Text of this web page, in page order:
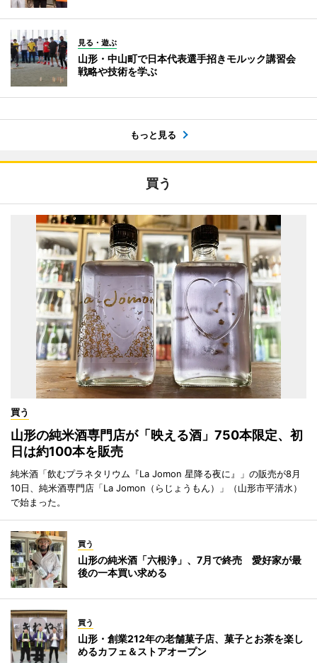
見る・遊ぶ
山形・中山町で日本代表選手招きモルック講習会
戦略や技術を学ぶ
もっと見る
買う
買う
山形の純米酒専門店が「映える酒」750本限定、初
日は約100本を販売
純米酒「飲むプラネタリウム『La Jomon 星降る夜に』」の販売が8月
10日、純米酒専門店「La Jomon（らじょうもん）」（山形市平清水）
で始まった。
買う
山形の純米酒「六根浄」、7月で終売 愛好家が最
後の一本買い求める
買う
山形・創業212年の老舗菓子店、菓子とお茶を楽し
めるカフェ＆ストアオープン